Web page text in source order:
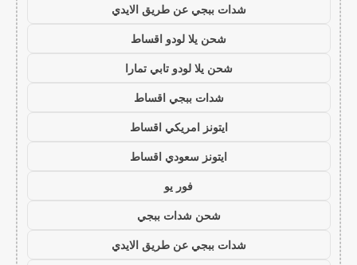
شدات ببجي عن طريق الايدي
شحن يلا لودو اقساط
شحن يلا لودو تابي تمارا
شدات ببجي اقساط
ايتونز امريكي اقساط
ايتونز سعودي اقساط
فور يو
شحن شدات ببجي
شدات ببجي عن طريق الايدي